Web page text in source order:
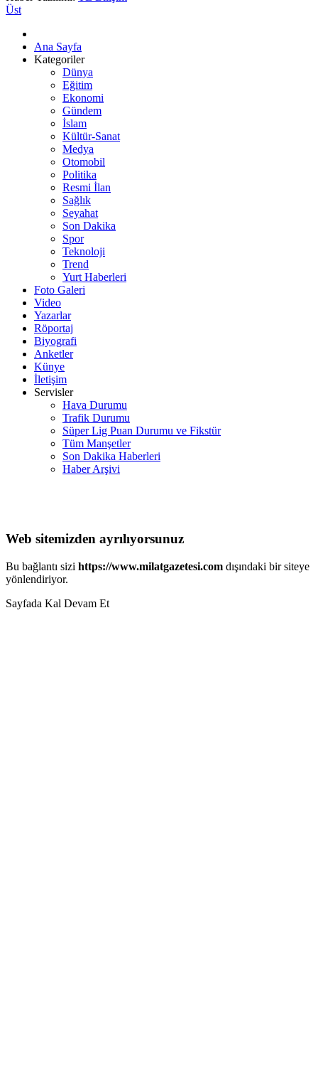
Üst
Ana Sayfa
Kategoriler
Dünya
Eğitim
Ekonomi
Gündem
İslam
Kültür-Sanat
Medya
Otomobil
Politika
Resmi İlan
Sağlık
Seyahat
Son Dakika
Spor
Teknoloji
Trend
Yurt Haberleri
Foto Galeri
Video
Yazarlar
Röportaj
Biyografi
Anketler
Künye
İletişim
Servisler
Hava Durumu
Trafik Durumu
Süper Lig Puan Durumu ve Fikstür
Tüm Manşetler
Son Dakika Haberleri
Haber Arşivi
Web sitemizden ayrılıyorsunuz
Bu bağlantı sizi https://www.milatgazetesi.com dışındaki bir siteye
yönlendiriyor.
Sayfada Kal Devam Et